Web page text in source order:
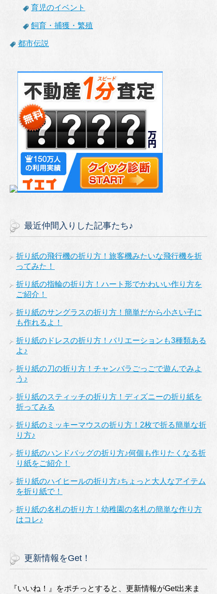
育児のイベント
飼育・捕獲・繁殖
都市伝説
最近仲間入りした記事たち♪
折り紙の飛行機の折り方！旅客機みたいな飛行機を折
ってみた！
折り紙の指輪の折り方！ハート形でかわいい作り方を
ご紹介！
折り紙のサングラスの折り方！簡単だから小さい子に
も作れるよ！
折り紙のドレスの折り方！バリエーションも3種類ある
よ♪
折り紙の刀の折り方！チャンバラごっごで遊んでみよ
う♪
折り紙のスティッチの折り方！ディズニーの折り紙を
折ってみる
折り紙のミッキーマウスの折り方！2枚で折る簡単な折
り方♪
折り紙のハンドバッグの折り方♪何個も作りたくなる折
り紙をご紹介！
折り紙のハイヒールの折り方♪ちょっと大人なアイテム
を折り紙で！
折り紙の名札の折り方！幼稚園の名札の簡単な作り方
はコレ♪
更新情報をGet！
『いいね！』をポチっとすると、更新情報がGet出来ま